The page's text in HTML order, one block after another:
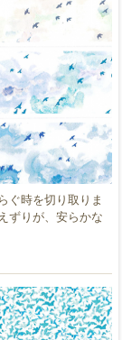
ぐ時を切り取りま
ずりが、安らかな